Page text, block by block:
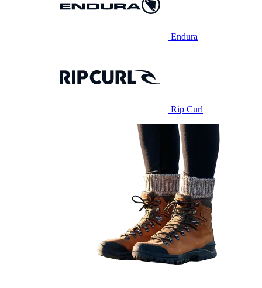
Endura
Rip Curl